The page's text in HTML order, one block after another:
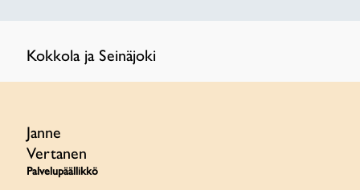
Kokkola ja Seinäjoki
Janne
Vertanen
Palvelupäällikkö